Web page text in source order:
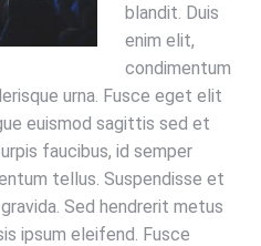
blandit. Duis
enim elit,
condimentum
urna. Fusce eget elit
euismod sagittis sed et
faucibus, id semper
tellus. Suspendisse et
Sed hendrerit metus
ipsum eleifend. Fusce